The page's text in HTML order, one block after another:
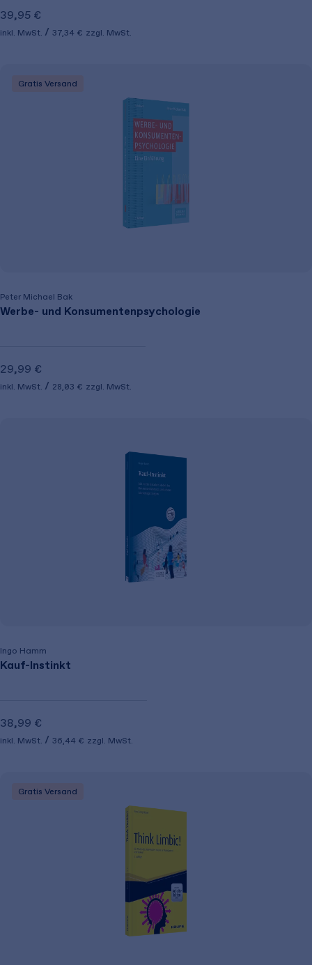
39,95 €
inkl. MwSt. 37,34 € zzgl. MwSt.
Gratis Versand
Peter Michael Bak
Werbe- und Konsumentenpsychologie
29,99 €
inkl. MwSt. 28,03 € zzgl. MwSt.
Ingo Hamm
Kauf-Instinkt
38,99 €
inkl. MwSt. 36,44 € zzgl. MwSt.
Gratis Versand